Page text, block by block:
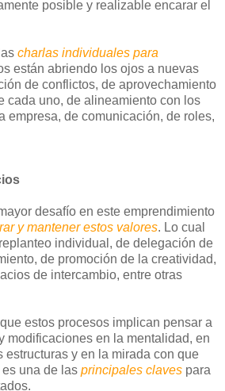
posible y realizable encarar el
charlas individuales para
están abriendo los ojos a nuevas
de conflictos, de aprovechamiento
cada uno, de alineamiento con los
empresa, de comunicación, de roles,
desafío en este emprendimiento
y mantener estos valores. Lo cual
individual, de delegación de
de promoción de la creatividad,
de intercambio, entre otras
estos procesos implican pensar a
modificaciones en la mentalidad, en
estructuras y en la mirada con que
una de las principales claves para